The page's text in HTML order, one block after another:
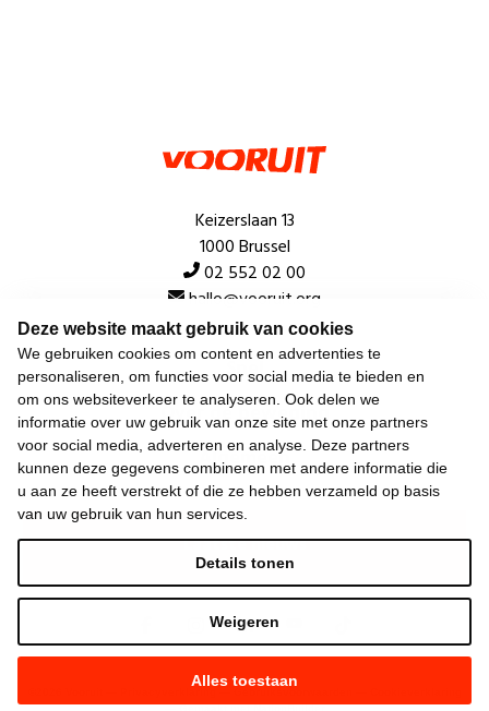
Deze website maakt gebruik van cookies
We gebruiken cookies om content en advertenties te
personaliseren, om functies voor social media te bieden en
om ons websiteverkeer te analyseren. Ook delen we
informatie over uw gebruik van onze site met onze partners
voor social media, adverteren en analyse. Deze partners
kunnen deze gegevens combineren met andere informatie die
u aan ze heeft verstrekt of die ze hebben verzameld op basis
van uw gebruik van hun services.
Alles toestaan
Weigeren
Details tonen
Keizerslaan 13
1000 Brussel
02 552 02 00
hallo@vooruit.org
Snel
Over de beweging
Algemeen
Laatste nieuws
—Gemaakt met NationBuilder